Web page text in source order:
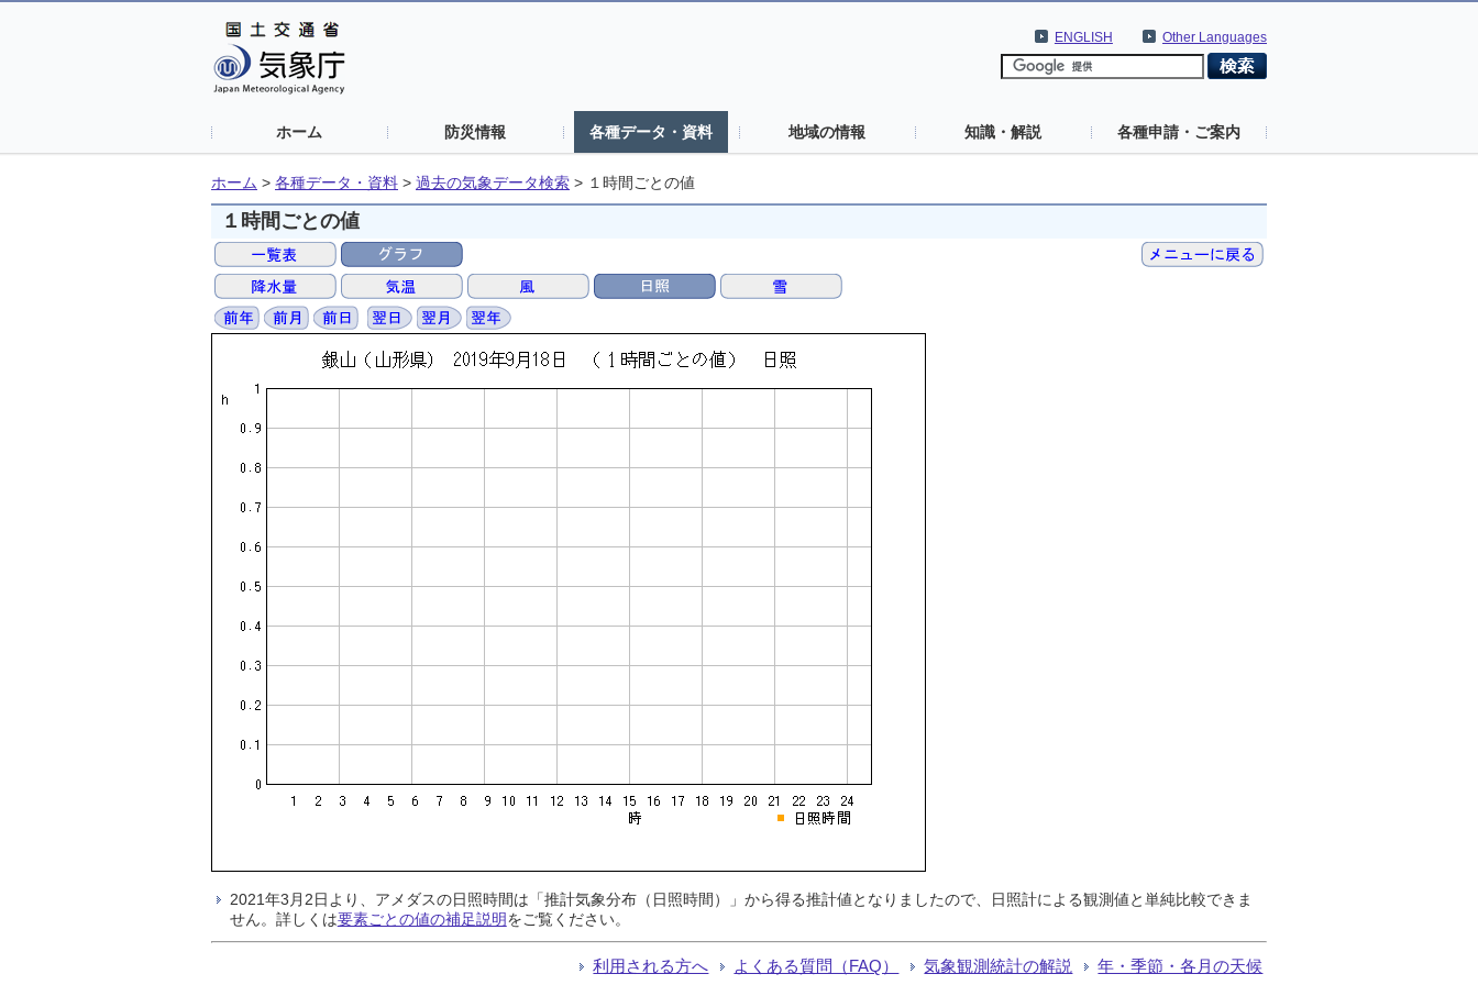
Other Languages
ENGLISH
ホーム 防災情報 各種データ・資料 地域の情報 知識・解説 各種申請・ご案内
ホーム > 各種データ・資料 > 過去の気象データ検索 > １時間ごとの値
１時間ごとの値
2021年3月2日より、アメダスの日照時間は「推計気象分布（日照時間）」から得る推計値となりましたので、日照計による観測値と単純比較できま
せん。詳しくは要素ごとの値の補足説明をご覧ください。
利用される方へ よくある質問（FAQ） 気象観測統計の解説 年・季節・各月の天候